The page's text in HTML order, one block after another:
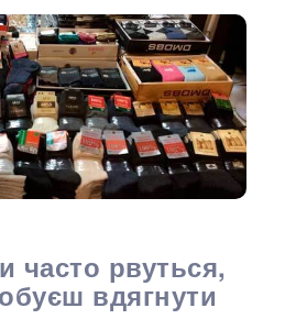
часто рвуться,
вдягнути